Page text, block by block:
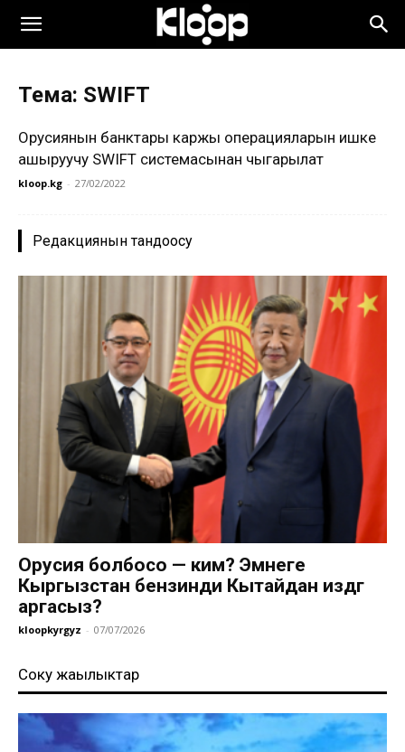
Тема: SWIFT
Орусиянын банктары каржы операцияларын ишке
ашыруучу SWIFT системасынан чыгарылат
kloop.kg - 27/02/2022
Редакциянын тандоосу
Орусия болбосо — ким? Эмнеге
Кыргызстан бензинди Кытайдан издөөгө
аргасыз?
kloopkyrgyz - 07/07/2026
Соңку жаңылыктар